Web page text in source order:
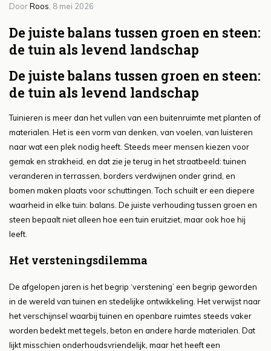
DoorRoos , 8 mei 2026
De juiste balans tussen groen en steen:
de tuin als levend landschap
De juiste balans tussen groen en steen:
de tuin als levend landschap
Tuinieren is meer dan het vullen van een buitenruimte met planten of
materialen. Het is een vorm van denken, van voelen, van luisteren
naar wat een plek nodig heeft. Steeds meer mensen kiezen voor
gemak en strakheid, en dat zie je terug in het straatbeeld: tuinen
veranderen in terrassen, borders verdwijnen onder grind, en
bomen maken plaats voor schuttingen. Toch schuilt er een diepere
waarheid in elke tuin: balans. De juiste verhouding tussen groen en
steen bepaalt niet alleen hoe een tuin eruitziet, maar ook hoe hij
leeft.
Het versteningsdilemma
De afgelopen jaren is het begrip ‘verstening’ een begrip geworden
in de wereld van tuinen en stedelijke ontwikkeling. Het verwijst naar
het verschijnsel waarbij tuinen en openbare ruimtes steeds vaker
worden bedekt met tegels, beton en andere harde materialen. Dat
lijkt misschien onderhoudsvriendelijk, maar het heeft een